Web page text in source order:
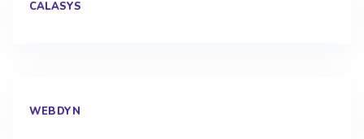
CALASYS
WEBDYN